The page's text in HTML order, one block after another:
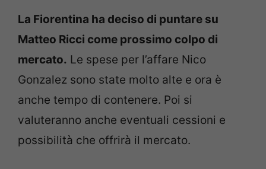
La Fiorentina ha deciso di puntare su
Matteo Ricci come prossimo colpo di
mercato. Le spese per l’affare Nico
Gonzalez sono state molto alte e ora è
anche tempo di contenere. Poi si
valuteranno anche eventuali cessioni e
possibilità che offrirà il mercato.